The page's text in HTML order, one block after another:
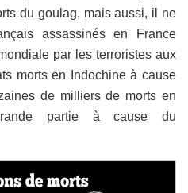
du goulag, mais aussi, il ne
assassinés en France
par les terroristes aux
morts en Indochine à cause
de milliers de morts en
partie à cause du